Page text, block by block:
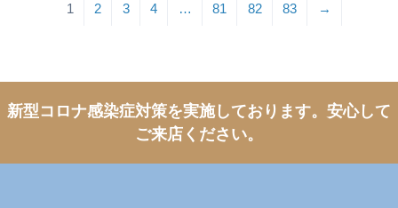
1 2 3 4 … 81 82 83 →
新型コロナ感染症対策を実施しております。 安心して
ご来店ください。